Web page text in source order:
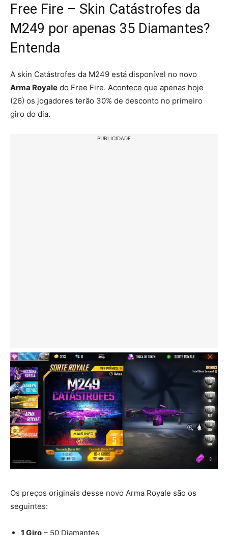
Free Fire – Skin Catástrofes da
M249 por apenas 35 Diamantes?
Entenda
A skin Catástrofes da M249 está disponível no novo
Arma Royale do Free Fire. Acontece que apenas hoje
(26) os jogadores terão 30% de desconto no primeiro
giro do dia.
PUBLICIDADE
Os preços originais desse novo Arma Royale são os
seguintes:
1 Giro – 50 Diamantes